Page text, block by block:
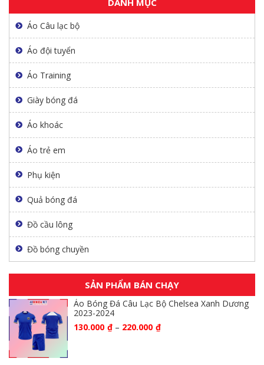
XEM THÊM
DANH MỤC
Áo Câu lạc bộ
Áo đội tuyển
Áo Training
Giày bóng đá
Áo khoác
Áo trẻ em
Phụ kiện
Quả bóng đá
Đồ cầu lông
Đồ bóng chuyền
SẢN PHẨM BÁN CHẠY
Áo Bóng Đá Câu Lạc Bộ Chelsea Xanh Dương
2023-2024
130.000 ₫ – 220.000 ₫